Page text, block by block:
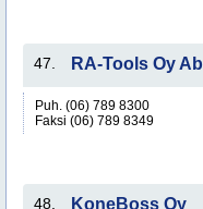
47. RA-Tools Oy Ab
Puh. (06) 789 8300
Faksi (06) 789 8349
48. KoneBoss Oy